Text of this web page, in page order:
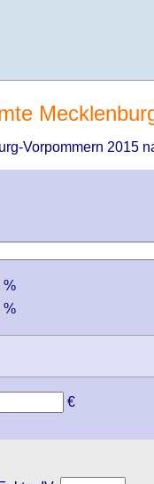
Vorpommern 2015
%
%
€